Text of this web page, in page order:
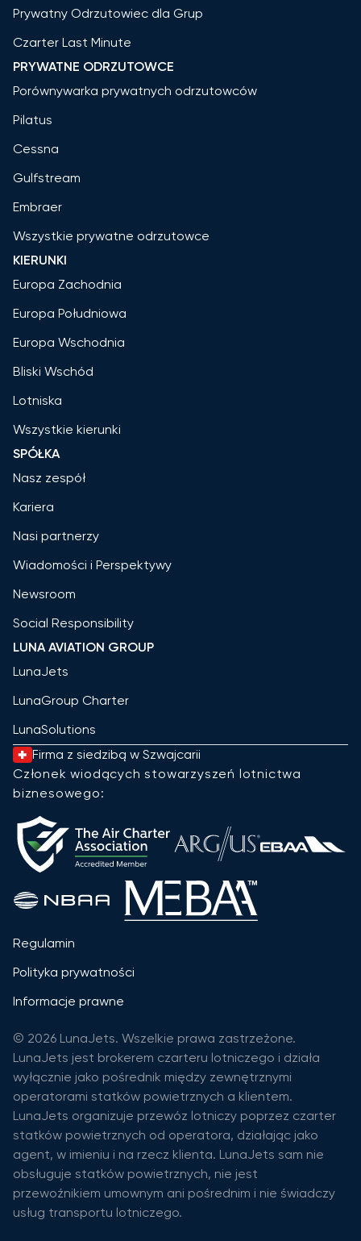
Prywatny Odrzutowiec dla Grup
Czarter Last Minute
PRYWATNE ODRZUTOWCE
Porównywarka prywatnych odrzutowców
Pilatus
Cessna
Gulfstream
Embraer
Wszystkie prywatne odrzutowce
KIERUNKI
Europa Zachodnia
Europa Południowa
Europa Wschodnia
Bliski Wschód
Lotniska
Wszystkie kierunki
SPÓŁKA
Nasz zespół
Kariera
Nasi partnerzy
Wiadomości i Perspektywy
Newsroom
Social Responsibility
LUNA AVIATION GROUP
LunaJets
LunaGroup Charter
LunaSolutions
Firma z siedzibą w Szwajcarii
Członek wiodących stowarzyszeń lotnictwa
biznesowego:
Regulamin
Polityka prywatności
Informacje prawne
© 2026 LunaJets. Wszelkie prawa zastrzeżone.
LunaJets jest brokerem czarteru lotniczego i działa
wyłącznie jako pośrednik między zewnętrznymi
operatorami statków powietrznych a klientem.
LunaJets organizuje przewóz lotniczy poprzez czarter
statków powietrznych od operatora, działając jako
agent, w imieniu i na rzecz klienta. LunaJets sam nie
obsługuje statków powietrznych, nie jest
przewoźnikiem umownym ani pośrednim i nie świadczy
usług transportu lotniczego.